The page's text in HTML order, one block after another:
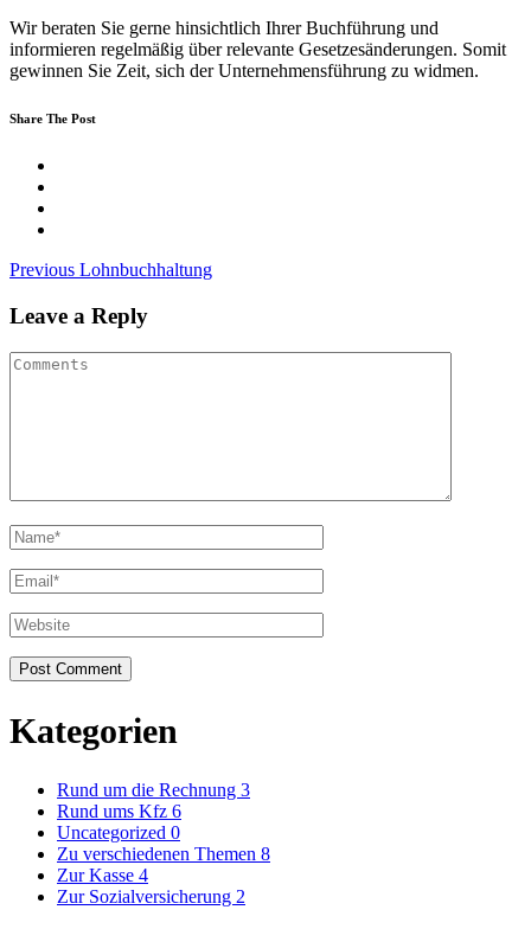
Wir beraten Sie gerne hinsichtlich Ihrer Buchführung und
informieren regelmäßig über relevante Gesetzesänderungen. Somit
gewinnen Sie Zeit, sich der Unternehmensführung zu widmen.
Share The Post
Previous Lohnbuchhaltung
Leave a Reply
Kategorien
Rund um die Rechnung 3
Rund ums Kfz 6
Uncategorized 0
Zu verschiedenen Themen 8
Zur Kasse 4
Zur Sozialversicherung 2